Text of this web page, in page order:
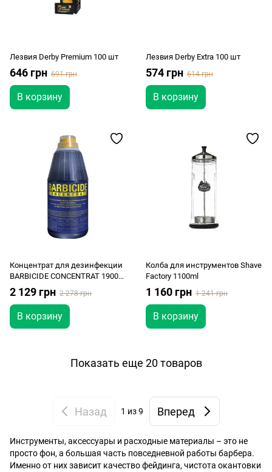
Лезвия Derby Premium 100 шт
646 грн 691 грн
В корзину
Лезвия Derby Extra 100 шт
574 грн 614 грн
В корзину
Концентрат для дезинфекции
BARBICIDE CONCENTRAT 1900
мл
2 129 грн 2 278 грн
В корзину
Колба для инструментов Shave
Factory 1100ml
1 160 грн 1 241 грн
В корзину
Показать еще 20 товаров
Назад 1 из 9 Вперед
Инструменты, аксессуары и расходные материалы – это не
просто фон, а большая часть повседневной работы барбера.
Именно от них зависит качество фейдинга, чистота окантовки